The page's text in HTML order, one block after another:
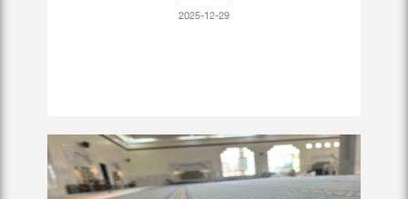
2025-12-29